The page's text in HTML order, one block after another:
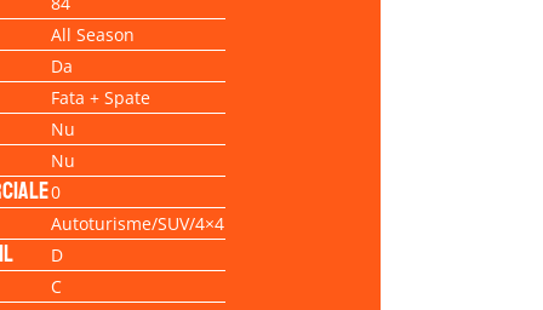
All Season
Da
Fata + Spate
Nu
Nu
0
Autoturisme/SUV/4×4
D
C